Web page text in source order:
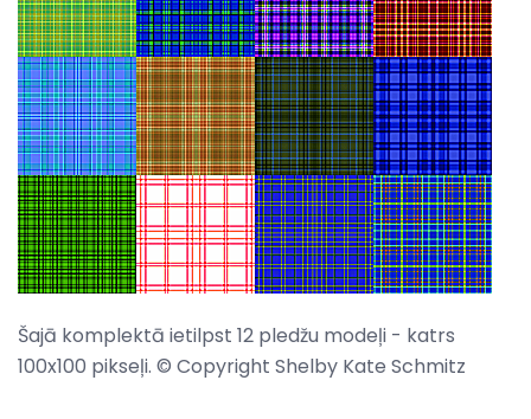
Šajā komplektā ietilpst 12 pledžu modeļi - katrs
100x100 pikseļi. © Copyright Shelby Kate Schmitz